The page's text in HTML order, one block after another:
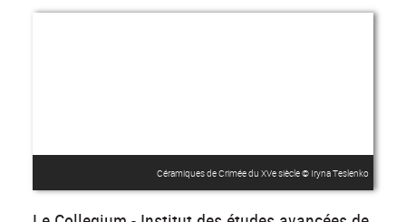
Céramiques de Crimée du XVe siècle © Iryna Teslenko